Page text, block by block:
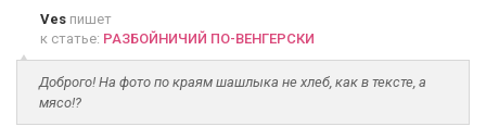
Ves пишет
к статье: РАЗБОЙНИЧИЙ ПО-ВЕНГЕРСКИ
Доброго! На фото по краям шашлыка не хлеб, как в тексте, а
мясо!?